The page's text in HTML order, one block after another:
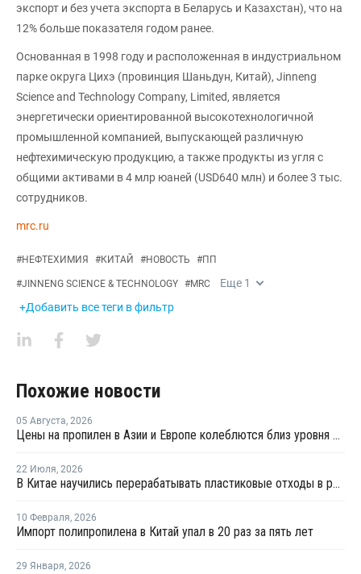
экспорт и без учета экспорта в Беларусь и Казахстан), что на
12% больше показателя годом ранее.
Основанная в 1998 году и расположенная в индустриальном
парке округа Цихэ (провинция Шаньдун, Китай), Jinneng
Science and Technology Company, Limited, является
энергетически ориентированной высокотехнологичной
промышленной компанией, выпускающей различную
нефтехимическую продукцию, а также продукты из угля с
общими активами в 4 млр юаней (USD640 млн) и более 3 тыс.
сотрудников.
mrc.ru
#НЕФТЕХИМИЯ #КИТАЙ #НОВОСТЬ #ПП
#JINNENG SCIENCE & TECHNOLOGY #MRC Еще 1
+Добавить все теги в фильтр
Похожие новости
05 Августа, 2026
Цены на пропилен в Азии и Европе колеблются близ уровня в USD1000
22 Июля, 2026
В Китае научились перерабатывать пластиковые отходы в реактивное топливо с эффективностью 82%
10 Февраля, 2026
Импорт полипропилена в Китай упал в 20 раз за пять лет
29 Января, 2026